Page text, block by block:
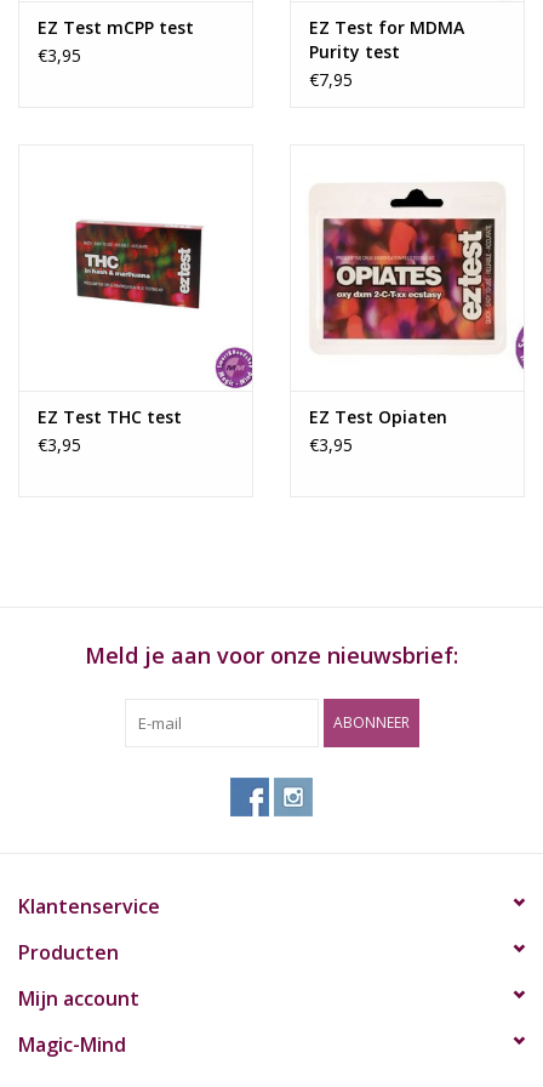
EZ Test mCPP test
€3,95
EZ Test for MDMA
Purity test
€7,95
EZ Test THC test
€3,95
EZ Test Opiaten
€3,95
Meld je aan voor onze nieuwsbrief:
ABONNEER
Klantenservice
Producten
Mijn account
Magic-Mind